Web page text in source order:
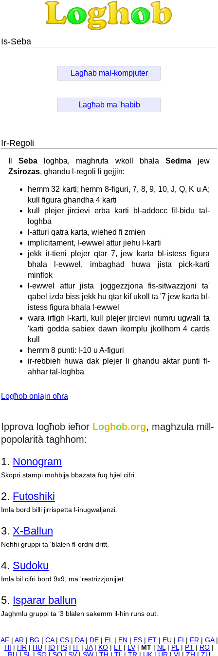
Is-Seba
Lagħab mal-kompjuter
Lagħab ma 'habib
Ir-Regoli
IlSeba loghba, maghrufa wkoll bhala Sedmajew
Zsirozas, ghandu l-regoli li gejjin:
hemm 32 karti; hemm 8-figuri, 7, 8, 9, 10, J, Q, K u A;
kull figura ghandha 4 karti
kull plejer jircievi erba karti bl-addocc fil-bidu tal-
loghba
l-atturi qatra karta, wiehed fi zmien
implicitament, l-ewwel attur jiehu l-karti
jekk it-tieni plejer qtar 7, jew karta bl-istess figura
bhala l-ewwel, imbaghad huwa jista pick-karti
minflok
l-ewwel attur jista 'joggezzjona fis-sitwazzjoni ta'
qabel izda biss jekk hu qtar kif ukoll ta '7 jew karta bl-
istess figura bhala l-ewwel
wara irfigh l-karti, kull plejer jircievi numru ugwali ta
'karti godda sabiex dawn ikomplu jkollhom 4 cards
kull
hemm 8 punti: l-10 u A-figuri
ir-rebbieh huwa dak plejer li ghandu aktar punti fl-
ahhar tal-loghba
Logħob onlajn oħra
Ipprova logħob ieħor Loghob.org, maghzula mill-
popolarità taghhom:
1. Nonogram
Skopri stampi mohbija bbazata fuq hjiel cifri.
2. Futoshiki
Imla bord billi jirrispetta l-inugwaljanzi.
3. X-Ballun
Nehhi gruppi ta 'blalen fl-ordni dritt.
4. Sudoku
Imla bil cifri bord 9x9, ma 'restrizzjonijiet.
5. Isparar ballun
Jaghmlu gruppi ta '3 blalen sakemm il-hin runs out.
AF AR| BG CA| CS| DA| DE| EL| EN ES| ET| EU FI FR| GA|
HI
HR HU ID IS IT JA| KO LT LV| MT NL| PL| PT RO